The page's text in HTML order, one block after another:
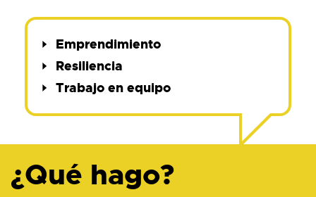
Emprendimiento
Resiliencia
Trabajo en equipo
¿Qué hago?